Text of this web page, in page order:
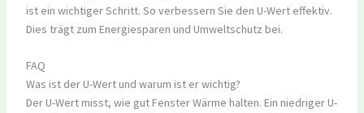
ist ein wichtiger Schritt. So verbessern Sie den U-Wert effektiv.
Dies trägt zum Energiesparen und Umweltschutz bei.
FAQ
Was ist der U-Wert und warum ist er wichtig?
Der U-Wert misst, wie gut Fenster Wärme halten. Ein niedriger U-